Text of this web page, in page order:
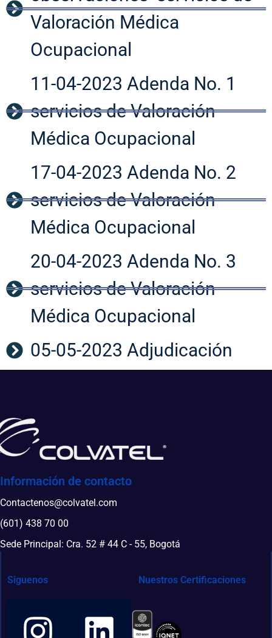
Valoración Médica
Ocupacional
11-04-2023 Adenda No. 1
servicios de Valoración
Médica Ocupacional
17-04-2023 Adenda No. 2
servicios de Valoración
Médica Ocupacional
20-04-2023 Adenda No. 3
servicios de Valoración
Médica Ocupacional
05-05-2023 Adjudicación
Información de contacto
Contactenos@colvatel.com
(601) 438 70 00
Sede Principal: Cra. 52 # 44 C - 55, Bogotá
Siguenos Nuestros Certificaciones